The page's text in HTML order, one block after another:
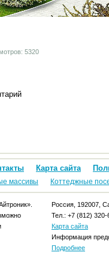
5320
Карта сайта
массивы Коттеджные
Россия, 192007,
Тел.: +7 (812) 320-
Карта сайта
Информация
Подробнее